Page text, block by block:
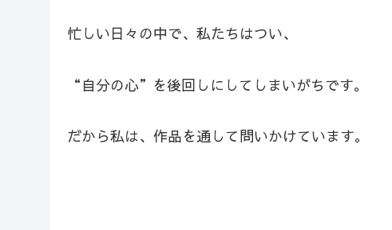
忙しい日々の中で、私たちはつい、
“自分の心”を後回しにしてしまいがちです。
だから私は、作品を通して問いかけています。